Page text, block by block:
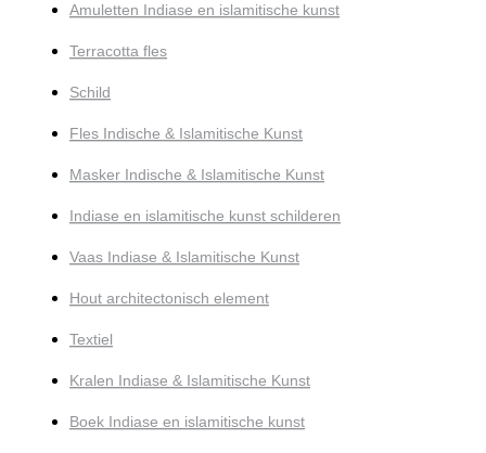
Amuletten Indiase en islamitische kunst
Terracotta fles
Schild
Fles Indische & Islamitische Kunst
Masker Indische & Islamitische Kunst
Indiase en islamitische kunst schilderen
Vaas Indiase & Islamitische Kunst
Hout architectonisch element
Textiel
Kralen Indiase & Islamitische Kunst
Boek Indiase en islamitische kunst